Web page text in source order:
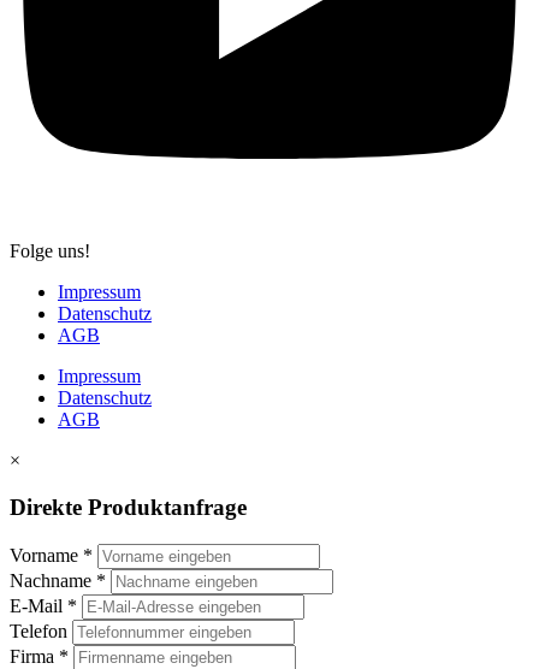
Folge uns!
Impressum
Datenschutz
AGB
Impressum
Datenschutz
AGB
×
Direkte Produktanfrage
Vorname *
Nachname *
E-Mail *
Telefon
Firma *